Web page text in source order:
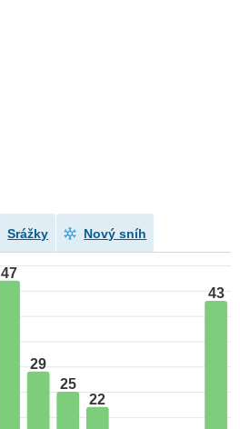
Srážky Nový sníh
47
29
25
22
43